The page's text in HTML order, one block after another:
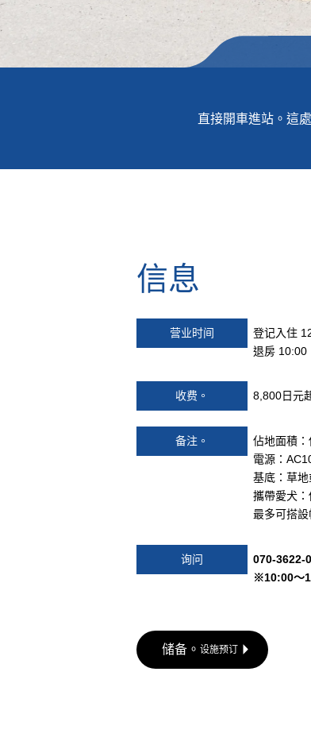
直接開車進站。這
信息
营业时间
登记入住
退房 10:00
收费。 8,800日元
备注。
佔地面積
電源：
基底：草
攜帶愛犬
最多可搭
询问
070-3622-
※10:00～
储备。 设施预订